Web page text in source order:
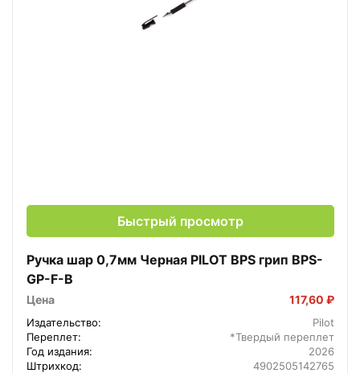
Быстрый просмотр
Ручка шар 0,7мм Черная PILOT BPS грип BPS-
GP-F-B
Цена 117,60 ₽
Издательство:
Pilot
Переплет:
*Твердый переплет
Год издания:
2026
Штрихкод:
4902505142765